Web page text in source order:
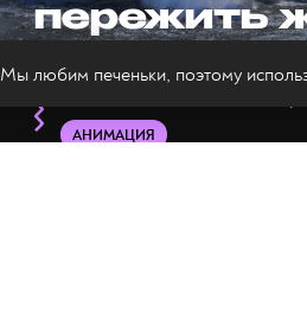
пережить
АНИМАЦИЯ
Мы любим печеньки, поэтому